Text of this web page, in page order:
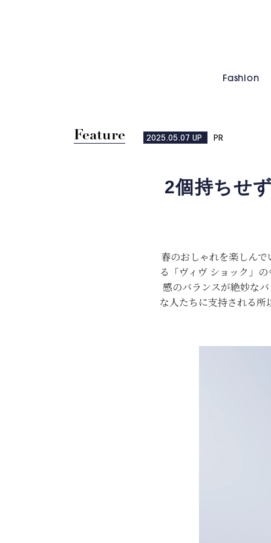
Fashion
Feature 2025.05.07 UP PR
2個持ちせ
春のおしゃれを楽しん
る「ヴィヴ ショック」
感のバランスが絶妙な
な人たちに支持される